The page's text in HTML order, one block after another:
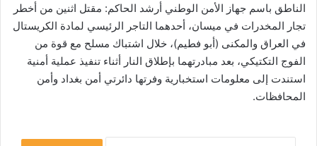
الناطق باسم جهاز الأمن الوطني أرشد الحاكم: مقتل اثنين من أخطر
تجار المخدرات في ميسان، أحدهما التاجر الرئيسي لمادة الكريستال
في العراق والمكنى (أبو فطيم)، خلال اشتباك مسلح مع قوة من
الفوج التكتيكي، بعد مبادرتهما بإطلاق النار أثناء تنفيذ عملية أمنية
استندت إلى معلومات استخبارية وفرتها دائرتي أمن بغداد وأمن
المحافظات.